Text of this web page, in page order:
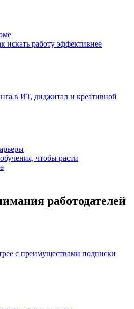
искать работу эффективнее
в ИТ, диджитал и креативной
чтобы расти
работодателей
с преимуществами подписки